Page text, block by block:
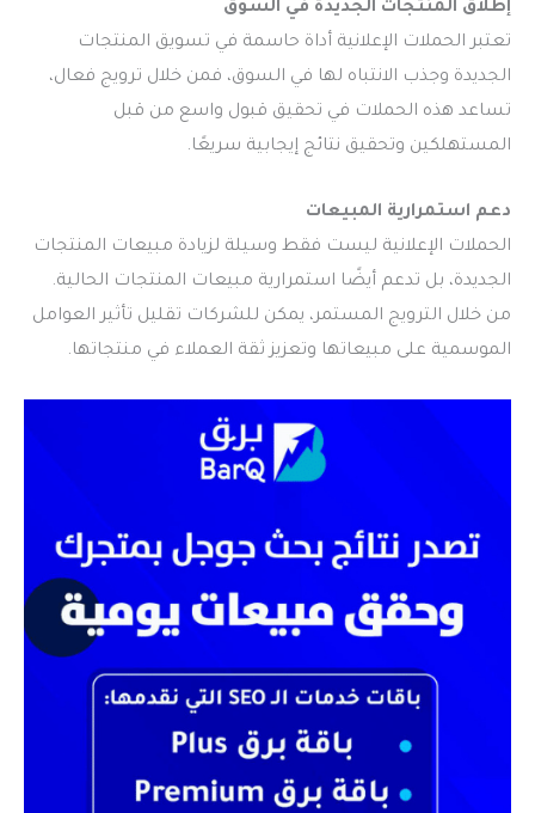
إطلاق المنتجات الجديدة في السوق
تعتبر الحملات الإعلانية أداة حاسمة في تسويق المنتجات
الجديدة وجذب الانتباه لها في السوق، فمن خلال ترويج فعال،
تساعد هذه الحملات في تحقيق قبول واسع من قبل
المستهلكين وتحقيق نتائج إيجابية سريعًا.
دعم استمرارية المبيعات
الحملات الإعلانية ليست فقط وسيلة لزيادة مبيعات المنتجات
الجديدة، بل تدعم أيضًا استمرارية مبيعات المنتجات الحالية.
من خلال الترويج المستمر، يمكن للشركات تقليل تأثير العوامل
الموسمية على مبيعاتها وتعزيز ثقة العملاء في منتجاتها.